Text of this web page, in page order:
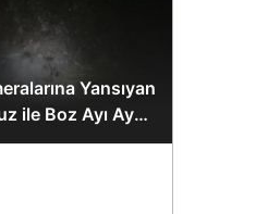
Yansıyan
ile Boz Ayı Aynı